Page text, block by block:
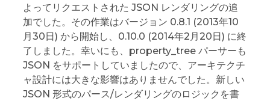
よってリクエストされた JSON レンダリングの追
加でした。その作業はバージョン 0.8.1 (2013年10
月30日) から開始し、0.10.0 (2014年2月20日) に終
了しました。幸いにも、property_tree パーサーも
JSON をサポートしていましたので、アーキテクチ
ャ設計には大きな影響はありませんでした。新しい
JSON 形式のパース/レンダリングのロジックを書